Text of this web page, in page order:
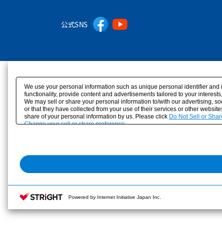
公式SNS
We use your personal information such as unique personal identifier
functionality, provide content and advertisements tailored to your
We may sell or share your personal information to/with our advertising,
or that they have collected from your use of their services or other
share of your personal information by us. Please click Do Not Sell or
Change your sell or share preference
Powered by Internet Initiative Japan Inc.